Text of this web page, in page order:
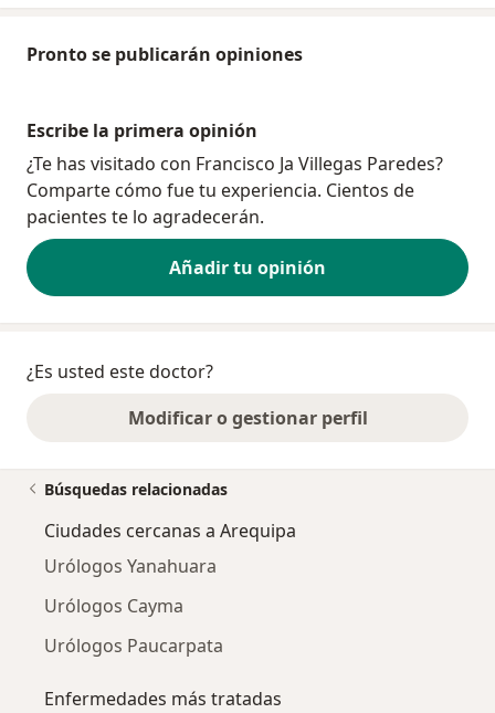
Pronto se publicarán opiniones
Escribe la primera opinión
¿Te has visitado con Francisco Ja Villegas Paredes?
Comparte cómo fue tu experiencia. Cientos de
pacientes te lo agradecerán.
Añadir tu opinión
¿Es usted este doctor?
Modificar o gestionar perfil
Búsquedas relacionadas
Ciudades cercanas a Arequipa
Urólogos Yanahuara
Urólogos Cayma
Urólogos Paucarpata
Enfermedades más tratadas